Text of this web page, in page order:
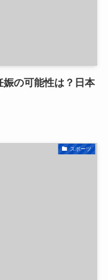
の可能性は？日本
スポーツ